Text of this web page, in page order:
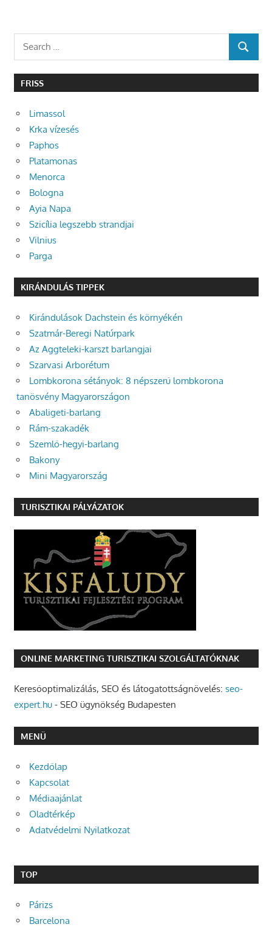
Search
SEARCH
FRISS
Limassol
Krka vízesés
Paphos
Platamonas
Menorca
Bologna
Ayia Napa
Szicília legszebb strandjai
Vilnius
Parga
KIRÁNDULÁS TIPPEK
Kirándulások Dachstein és környékén
Szatmár-Beregi Natúrpark
Az Aggteleki-karszt barlangjai
Szarvasi Arborétum
Lombkorona sétányok: 8 népszerű lombkorona
tanösvény Magyarországon
Abaligeti-barlang
Rám-szakadék
Szemlő-hegyi-barlang
Bakony
Mini Magyarország
TURISZTIKAI PÁLYÁZATOK
ONLINE MARKETING TURISZTIKAI SZOLGÁLTATÓKNAK
Keresőoptimalizálás, SEO és látogatottságnövelés: seo-
expert.hu- SEO ügynökség Budapesten
MENÜ
Kezdőlap
Kapcsolat
Médiaajánlat
Oladtérkép
Adatvédelmi Nyilatkozat
TOP
Párizs
Barcelona